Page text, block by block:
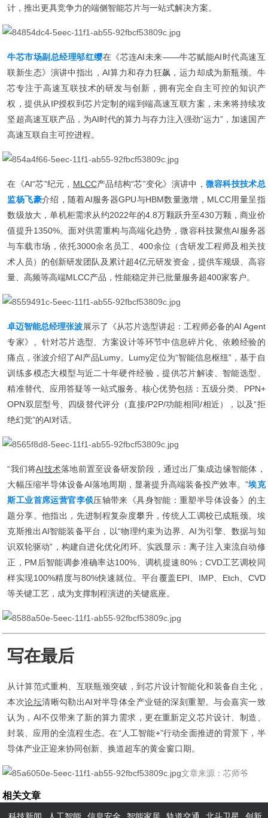
计，推出更具竞争力的端侧智能芯片与一站式解决方案。
牛芯市场副总经理邬红缨在《芯连AI未来——牛芯赋能AI时代高速互
联新生态》演讲中指出，AI算力和存力狂飙，运力却成为新瓶颈。牛
芯专注于高速互联技术的研发与创新，拥有完全自主可控的知识产
权，提供从IP授权到芯片定制的端到端高速互联方案，未来将持续攻
坚超高速互联产品，为AI时代的算力与存力注入强劲“运力”，加速国产
高速互联自主可控进程。
在《AI“芯”纪元， MLCC产品结构“芯”变化》演讲中， 微容科技技术总
监杨飞豪介绍，随着AI服务器GPU与HBM数量激增，MLCC用量呈指
数级放大，单机柜需求从约2022年的4.8万颗跃升至430万颗，商业价
值提升1350%。面对供需重构与高端化趋势，微容科技聚焦AI服务器
与车载市场，依托3000余名员工、400余位（含研发工程师及相关技
术人员）的创新研发团队及累计超4亿元研发资金，提供车规级、高容
量、高频等高端MLCC产品，性能稳定并已批量服务超400家客户。
卓迈智能总经理张波展示了《从芯片选型讲起：工程师必备的AI Agent
专家》。针对芯片选型、方案设计等环节中信息碎片化、依赖经验的
痛点，张波介绍了AI产品Lumy。Lumy定位为“智能信息枢纽”，基于自
训练多模态大模型与近二十年硬件经验，提供芯片解读、智能选型、
精准替代、应用答疑等一站式服务。核心优势包括：五级分类、PPN+
OPN双层型号、四级替代评分（直接/P2P/功能相同/相近），以及“拒
绝幻觉”的AI对话。
“我们将AI技术落地前置至设备研发阶段，通过出厂集成边缘智能体，
大幅压缩半导体设备AI落地周期，显著提升高端装备投产效率。”埃克
斯工业首席运营官李倓压轴带来《具身智能：重塑半导体设备》的主
题分享。他指出，先进制程复杂度攀升，传统人工调校已成瓶颈。埃
克斯推出AI智能装备平台，以“物理约束为边界、AI为引擎、数据与知
识双轮驱动”，构建自进化优化闭环。实践显示：离子注入束流自动修
正，PM后智能调参准确率达100%、调机提速80%；CVD工艺调校同
样实现100%精度与80%快速就位。平台覆盖EPI、IMP、Etch、CVD
等关键工艺，成为支撑制程演进的关键底座。
写在最后
从计算范式重构、互联瓶颈突破，到芯片设计智能化和装备自主化，
本次论坛清晰勾勒出AI对半导体全产业链的深刻重塑。与会嘉宾一致
认为，AI不仅带来了新的算力需求，更在重新定义芯片设计、制造、
封装、应用的全流程生态。在“人工智能+”行动全面推进的背景下，半
导体产业正迎来协同创新、换道超车的黄金窗口期。
文章来源：芯师爷
相关文章